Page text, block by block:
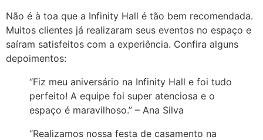
Não é à toa que a Infinity Hall é tão bem recomendada.
Muitos clientes já realizaram seus eventos no espaço e
saíram satisfeitos com a experiência. Confira alguns
depoimentos:
“Fiz meu aniversário na Infinity Hall e foi tudo
perfeito! A equipe foi super atenciosa e o
espaço é maravilhoso.” – Ana Silva
“Realizamos nossa festa de casamento na